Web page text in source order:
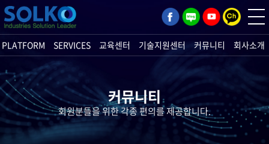
PLATFORM SERVICES 교육센터 기술지원센터 커뮤니티 회사소개
커뮤니티
회원분들을 위한 각종 편의를 제공합니다.